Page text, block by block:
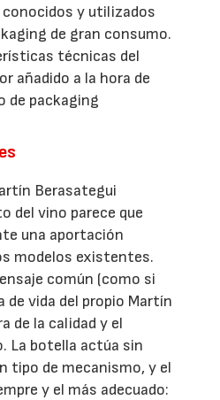
y utilizados
de gran consumo.
técnicas del
añadido a la hora de
de packaging
Berasategui
del vino parece que
una aportación
modelos existentes.
común (como si
de vida del propio Martín
de la calidad y el
La botella actúa sin
tipo de mecanismo, y el
y el más adecuado: